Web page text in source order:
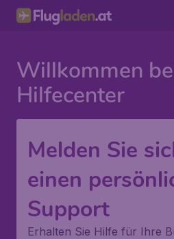
Willkommen
Hilfecenter
Melden Sie
einen
Support
Erhalten Sie Hilfe für Ihre